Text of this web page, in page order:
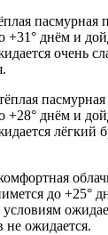
пасмурная
+31° днём и
очень
+28° днём и
лёгкий
до +25°
не ожидается.